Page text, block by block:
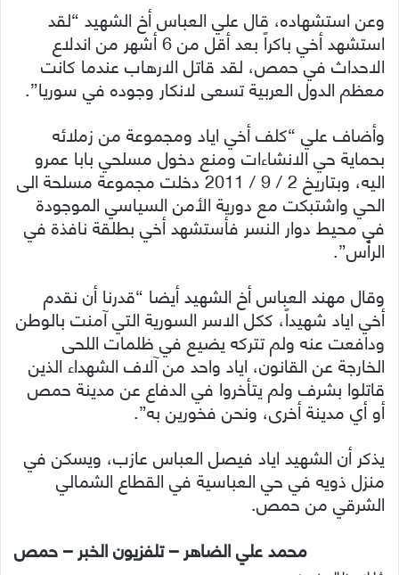
وعن استشهاده، قال علي العباس أخ الشهيد “لقد
استشهد أخي باكراً بعد أقل من 6 أشهر من اندلاع
الاحداث في حمص، لقد قاتل الارهاب عندما كانت
معظم الدول العربية تسعى لانكار وجوده في سوريا”.
وأضاف علي “كلف أخي اياد ومجموعة من زملائه
بحماية حي الانشاءات ومنع دخول مسلحي بابا عمرو
اليه، وبتاريخ 2 / 9 / 2011 دخلت مجموعة مسلحة الى
الحي واشتبكت مع دورية الأمن السياسي الموجودة
في محيط دوار النسر فأستشهد أخي بطلقة نافذة في
الرأس”.
وقال مهند العباس أخ الشهيد أيضا “قدرنا أن نقدم
أخي اياد شهيداً، ككل الاسر السورية التي آمنت بالوطن
ودافعت عنه ولم تتركه يضيع في ظلمات اللحى
الخارجة عن القانون، اياد واحد من آلاف الشهداء الذين
قاتلوا بشرف ولم يتأخروا في الدفاع عن مدينة حمص
أو أي مدينة أخرى، ونحن فخورين به”.
يذكر أن الشهيد اياد فيصل العباس عازب، ويسكن في
منزل ذويه في حي العباسية في القطاع الشمالي
الشرقي من حمص.
محمد علي الضاهر – تلفزيون الخبر – حمص